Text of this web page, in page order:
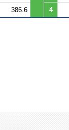
386.6 4